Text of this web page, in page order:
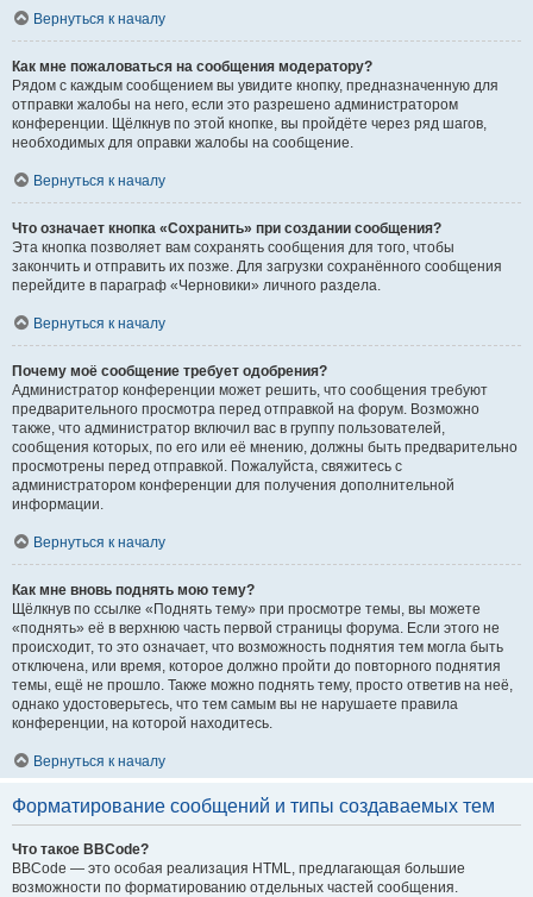
Вернуться к началу
Как мне пожаловаться на сообщения модератору?
Рядом с каждым сообщением вы увидите кнопку, предназначенную для
отправки жалобы на него, если это разрешено администратором
конференции. Щёлкнув по этой кнопке, вы пройдёте через ряд шагов,
необходимых для оправки жалобы на сообщение.
Вернуться к началу
Что означает кнопка «Сохранить» при создании сообщения?
Эта кнопка позволяет вам сохранять сообщения для того, чтобы
закончить и отправить их позже. Для загрузки сохранённого сообщения
перейдите в параграф «Черновики» личного раздела.
Вернуться к началу
Почему моё сообщение требует одобрения?
Администратор конференции может решить, что сообщения требуют
предварительного просмотра перед отправкой на форум. Возможно
также, что администратор включил вас в группу пользователей,
сообщения которых, по его или её мнению, должны быть предварительно
просмотрены перед отправкой. Пожалуйста, свяжитесь с
администратором конференции для получения дополнительной
информации.
Вернуться к началу
Как мне вновь поднять мою тему?
Щёлкнув по ссылке «Поднять тему» при просмотре темы, вы можете
«поднять» её в верхнюю часть первой страницы форума. Если этого не
происходит, то это означает, что возможность поднятия тем могла быть
отключена, или время, которое должно пройти до повторного поднятия
темы, ещё не прошло. Также можно поднять тему, просто ответив на неё,
однако удостоверьтесь, что тем самым вы не нарушаете правила
конференции, на которой находитесь.
Вернуться к началу
Форматирование сообщений и типы создаваемых тем
Что такое BBCode?
BBCode — это особая реализация HTML, предлагающая большие
возможности по форматированию отдельных частей сообщения.